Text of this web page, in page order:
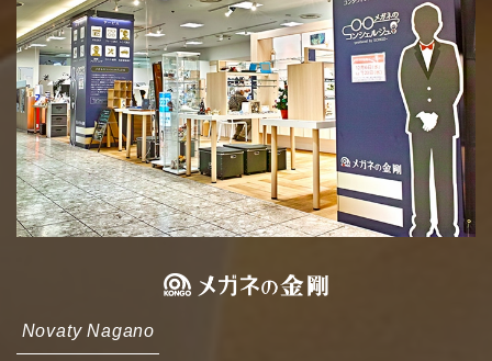
Novaty Nagano